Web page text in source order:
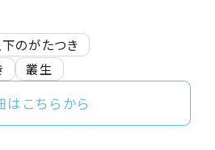
下のがたつき
叢生
はこちらから